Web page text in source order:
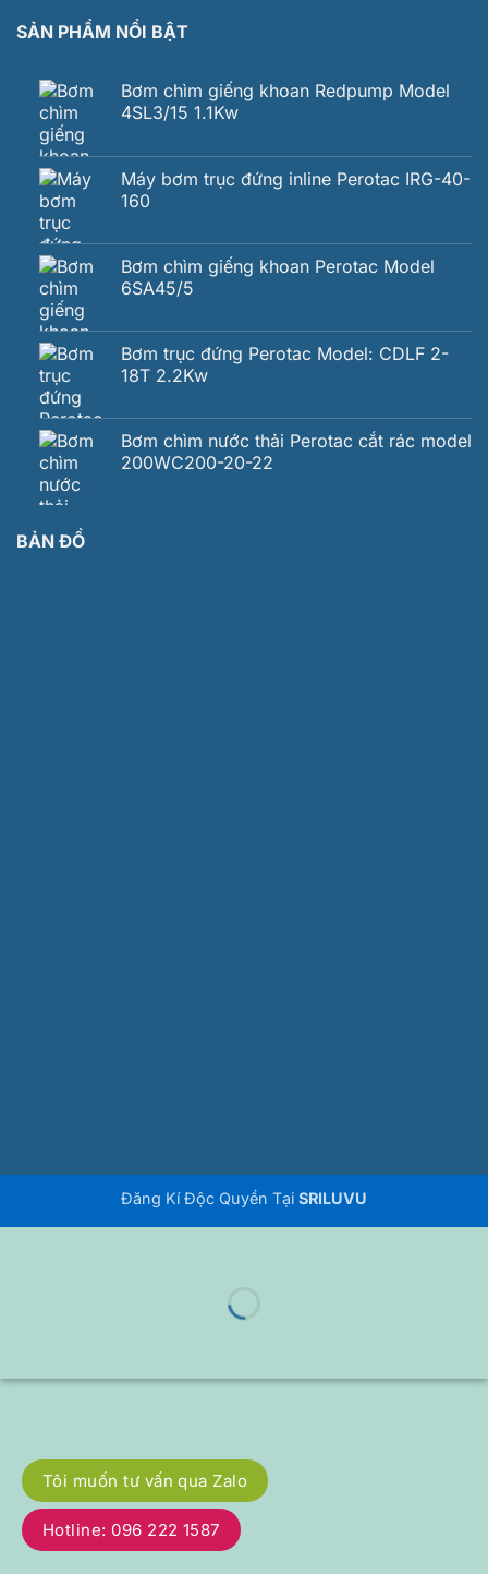
SẢN PHẨM NỔI BẬT
Bơm chìm giếng khoan Redpump Model
4SL3/15 1.1Kw
Máy bơm trục đứng inline Perotac IRG-40-
160
Bơm chìm giếng khoan Perotac Model
6SA45/5
Bơm trục đứng Perotac Model: CDLF 2-
18T 2.2Kw
Bơm chìm nước thải Perotac cắt rác model
200WC200-20-22
BẢN ĐỒ
Đăng Kí Độc Quyền Tại SRILUVU
Tôi muốn tư vấn qua Zalo
Hotline: 096 222 1587